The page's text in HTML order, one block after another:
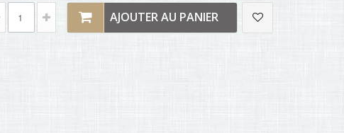
AJOUTER AU PANIER